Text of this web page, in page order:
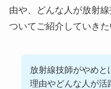
由や、どんな人が放射
ついてご紹介していきた
放射線技師がやめと
理由やどんな人が活